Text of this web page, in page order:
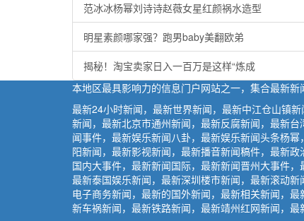
范冰冰杨幂刘诗诗赵薇女星红颜祸水造型
明星素颜哪家强？跑男baby美翻欧弟
揭秘！淘宝卖家日入一百万是这样“炼成
本地区最具影响力的信息门户网站之一，集合最新新
最新24小时新闻，最新世界新闻，最新中江仓山镇
新闻，最新北京市通州新闻，最新反腐新闻，最新
闻事件，最新娱乐新闻八卦，最新娱乐新闻头条杨
阳新闻，最新影视新闻，最新播音新闻稿件，最新
国内大事件，最新新闻国际，最新新闻晋州大事件
最新泰国娱乐新闻，最新深圳楼市新闻，最新滚动
电子商务新闻，最新的国外新闻，最新相关新闻，
新车祸新闻，最新铁路新闻，最新靖州红网新闻，最